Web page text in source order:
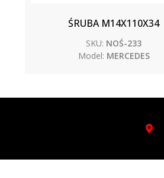
ŚRUBA M14X110X34
SKU: NOŚ-233
Model: MERCEDES